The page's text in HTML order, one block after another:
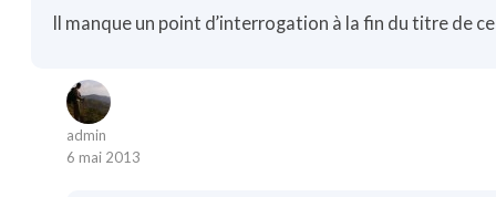
Il manque un point d’interrogation à la fin du titre de ce
admin
6 mai 2013